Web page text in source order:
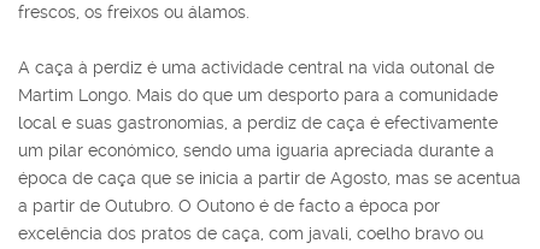
frescos, os freixos ou álamos.
A caça à perdiz é uma actividade central na vida outonal de
Martim Longo. Mais do que um desporto para a comunidade
local e suas gastronomias, a perdiz de caça é efectivamente
um pilar económico, sendo uma iguaria apreciada durante a
época de caça que se inicia a partir de Agosto, mas se acentua
a partir de Outubro. O Outono é de facto a época por
excelência dos pratos de caça, com javali, coelho bravo ou